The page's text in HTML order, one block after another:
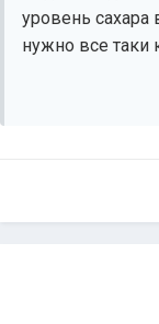
уровень сахара
нужно все таки